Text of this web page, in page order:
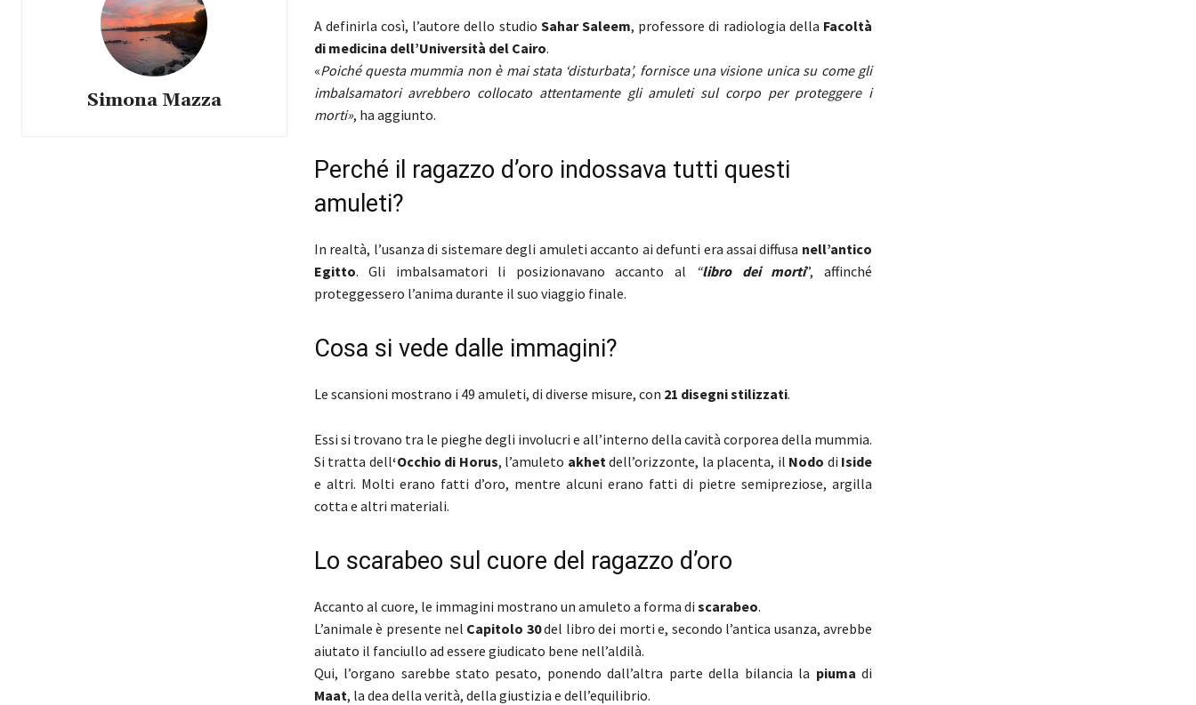
Simona Mazza
A definirla così, l’autore dello studio Sahar Saleem, professore di radiologia della Facoltà
di medicina dell’Università del Cairo.
«Poiché questa mummia non è mai stata ‘disturbata’, fornisce una visione unica su come gli
imbalsamatori avrebbero collocato attentamente gli amuleti sul corpo per proteggere i
morti», ha aggiunto.
Perché il ragazzo d’oro indossava tutti questi
amuleti?
In realtà, l’usanza di sistemare degli amuleti accanto ai defunti era assai diffusa nell’antico
Egitto. Gli imbalsamatori li posizionavano accanto al “libro dei morti”, affinché
proteggessero l’anima durante il suo viaggio finale.
Cosa si vede dalle immagini?
Le scansioni mostrano i 49 amuleti, di diverse misure, con 21 disegni stilizzati.
Essi si trovano tra le pieghe degli involucri e all’interno della cavità corporea della mummia.
Si tratta dell‘Occhio di Horus, l’amuleto akhet dell’orizzonte, la placenta, il Nodo di Iside
e altri. Molti erano fatti d’oro, mentre alcuni erano fatti di pietre semipreziose, argilla
cotta e altri materiali.
Lo scarabeo sul cuore del ragazzo d’oro
Accanto al cuore, le immagini mostrano un amuleto a forma di scarabeo.
L’animale è presente nel Capitolo 30del libro dei morti e, secondo l’antica usanza, avrebbe
aiutato il fanciullo ad essere giudicato bene nell’aldilà.
Qui, l’organo sarebbe stato pesato, ponendo dall’altra parte della bilancia la piuma di
Maat, la dea della verità, della giustizia e dell’equilibrio.